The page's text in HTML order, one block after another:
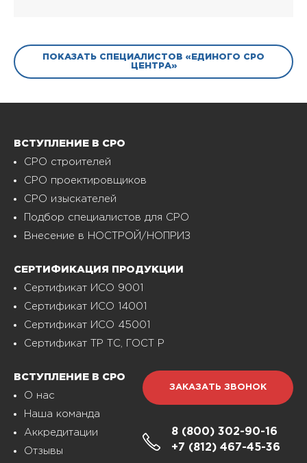
ПОКАЗАТЬ СПЕЦИАЛИСТОВ «ЕДИНОГО СРО
ЦЕНТРА»
ВСТУПЛЕНИЕ В СРО
СРО строителей
СРО проектировщиков
СРО изыскателей
Подбор специалистов для СРО
Внесение в НОСТРОЙ/НОПРИЗ
СЕРТИФИКАЦИЯ ПРОДУКЦИИ
Сертификат ИСО 9001
Сертификат ИСО 14001
Сертификат ИСО 45001
Сертификат ТР ТС, ГОСТ Р
ВСТУПЛЕНИЕ В СРО
О нас
Наша команда
Аккредитации
Отзывы
ЗАКАЗАТЬ ЗВОНОК
8 (800) 302-90-16
+7 (812) 467-45-36